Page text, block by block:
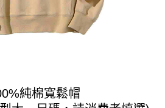
純棉寬鬆帽